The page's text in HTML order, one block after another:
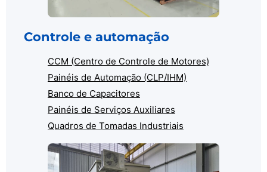
Controle e automação
CCM (Centro de Controle de Motores)
Painéis de Automação (CLP/IHM)
Banco de Capacitores
Painéis de Serviços Auxiliares
Quadros de Tomadas Industriais